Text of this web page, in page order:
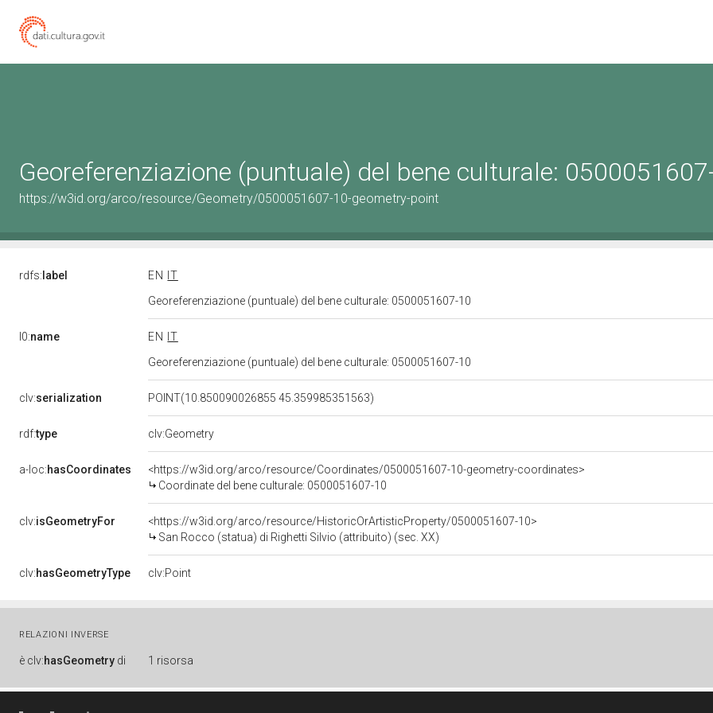
Georeferenziazione (puntuale) del bene culturale:
https://w3id.org/arco/resource/Geometry/0500051607-10-geometry-point
rdfs: label EN
IT
Georeferenziazione (puntuale) del bene culturale: 0500051607-10
l0:name EN
IT
Georeferenziazione (puntuale) del bene culturale: 0500051607-10
clv:serialization POINT(10.850090026855 45.359985351563)
rdf:type clv:Geometry
a-loc:hasCoordinates
<https://w3id.org/arco/resource/Coordinates/0500051607-10-geometry-coordinates>
Coordinate del bene culturale: 0500051607-10
clv:isGeometryFor
<https://w3id.org/arco/resource/HistoricOrArtisticProperty/0500051607-10>
San Rocco (statua) di Righetti Silvio (attribuito) (sec. XX)
clv:hasGeometryType clv:Point
RELAZIONI INVERSE
è clv:hasGeometry di 1 risorsa